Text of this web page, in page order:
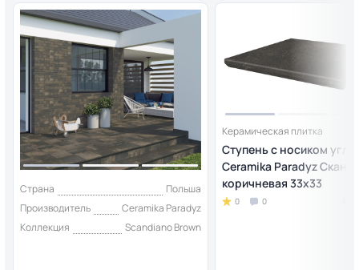
Страна
Польша
Производитель
Ceramika Paradyz
Коллекция
Scandiano Brown
Керамическая плитка
Ступень с носиком
Ceramika Paradyz
коричневая 33x33
0 0